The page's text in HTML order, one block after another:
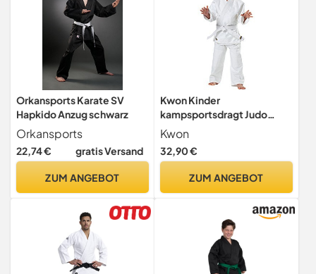
Orkansports Karate SV
Hapkido Anzug schwarz
Orkansports
22,74 € gratis Versand
ZUM ANGEBOT
Kwon Kinder
kampsportsdragt Judo
Randori Anzug, Weiß, 150
EU
Kwon
32,90 €
ZUM ANGEBOT